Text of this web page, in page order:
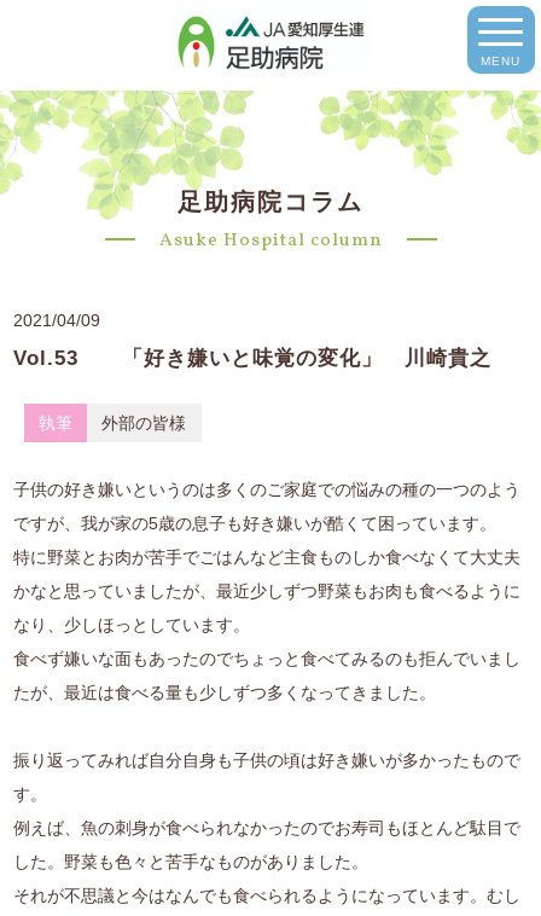
MENU
足助病院コラム
Asuke Hospital column
2021/04/09
Vol.53 「好き嫌いと味覚の変化」 川崎貴之
執筆 外部の皆様
子供の好き嫌いというのは多くのご家庭での悩みの種の一つのよう
ですが、我が家の5歳の息子も好き嫌いが酷くて困っています。
特に野菜とお肉が苦手でごはんなど主食ものしか食べなくて大丈夫
かなと思っていましたが、最近少しずつ野菜もお肉も食べるように
なり、少しほっとしています。
食べず嫌いな面もあったのでちょっと食べてみるのも拒んでいまし
たが、最近は食べる量も少しずつ多くなってきました。
振り返ってみれば自分自身も子供の頃は好き嫌いが多かったもので
す。
例えば、魚の刺身が食べられなかったのでお寿司もほとんど駄目で
した。野菜も色々と苦手なものがありました。
それが不思議と今はなんでも食べられるようになっています。むし